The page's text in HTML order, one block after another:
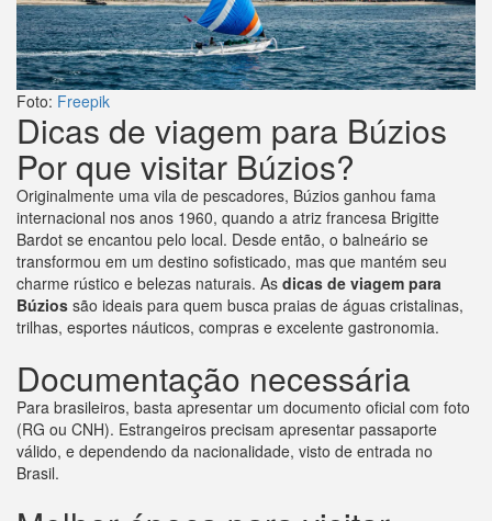
Foto: Freepik
Dicas de viagem para Búzios
Por que visitar Búzios?
Originalmente uma vila de pescadores, Búzios ganhou fama
internacional nos anos 1960, quando a atriz francesa Brigitte
Bardot se encantou pelo local. Desde então, o balneário se
transformou em um destino sofisticado, mas que mantém seu
charme rústico e belezas naturais. As dicas de viagem para
Búzios são ideais para quem busca praias de águas cristalinas,
trilhas, esportes náuticos, compras e excelente gastronomia.
Documentação necessária
Para brasileiros, basta apresentar um documento oficial com foto
(RG ou CNH). Estrangeiros precisam apresentar passaporte
válido, e dependendo da nacionalidade, visto de entrada no
Brasil.